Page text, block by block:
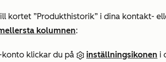
kortet ”Produkthistorik” i dina kontakt-
kolumnen:
klickar du på inställningsikonen i